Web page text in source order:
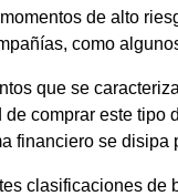
de alto
como
que se
de comprar este tipo
financiero se disipa
clasificaciones de